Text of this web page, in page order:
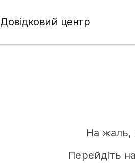
Довідковий центр
На жаль,
Перейдіть